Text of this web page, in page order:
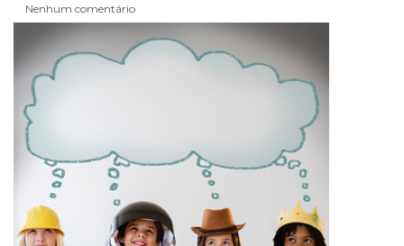
Nenhum comentário